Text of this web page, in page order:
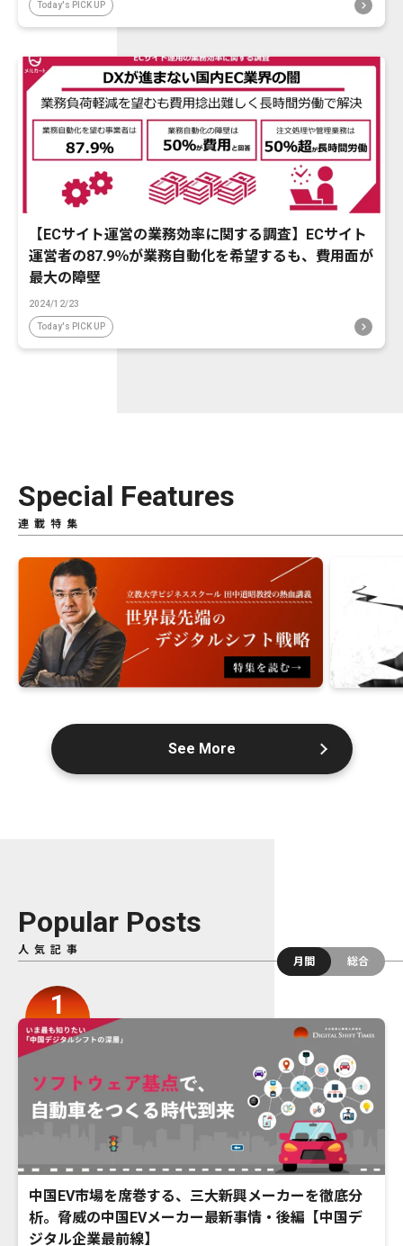
Today's PICK UP
【ECサイト運営の業務効率に関する調査】ECサイト
運営者の87.9％が業務自動化を希望するも、費用面が
最大の障壁
2024/12/23
Today's PICK UP
Special Features
連載特集
See More
Popular Posts
人気記事
月間
総合
中国EV市場を席巻する、三大新興メーカーを徹底分
析。脅威の中国EVメーカー最新事情・後編【中国デ
ジタル企業最前線】